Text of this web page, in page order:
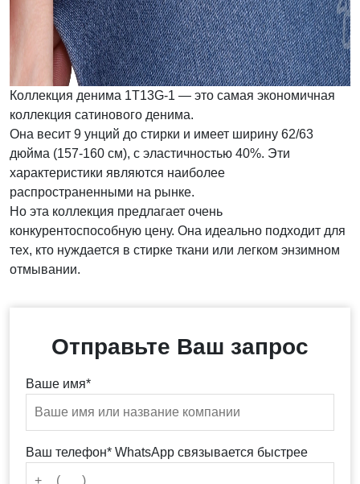
Коллекция денима 1T13G-1 — это самая экономичная
коллекция сатинового денима.
Она весит 9 унций до стирки и имеет ширину 62/63
дюйма (157-160 см), с эластичностью 40%. Эти
характеристики являются наиболее
распространенными на рынке.
Но эта коллекция предлагает очень
конкурентоспособную цену. Она идеально подходит для
тех, кто нуждается в стирке ткани или легком энзимном
отмывании.
Отправьте Ваш запрос
Ваше имя*
Ваш телефон* WhatsApp связывается быстрее